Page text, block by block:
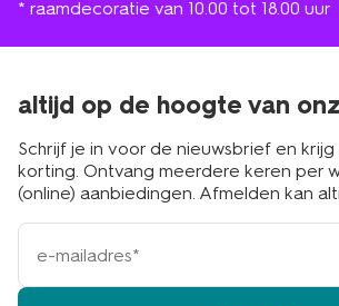
* raamdecoratie van 10.00 tot 18.00 uur
altijd op de hoogte van
Schrijf je in voor de nieuwsbrief en krijg
korting. Ontvang meerdere keren per
(online) aanbiedingen. Afmelden kan
e-
mailadres